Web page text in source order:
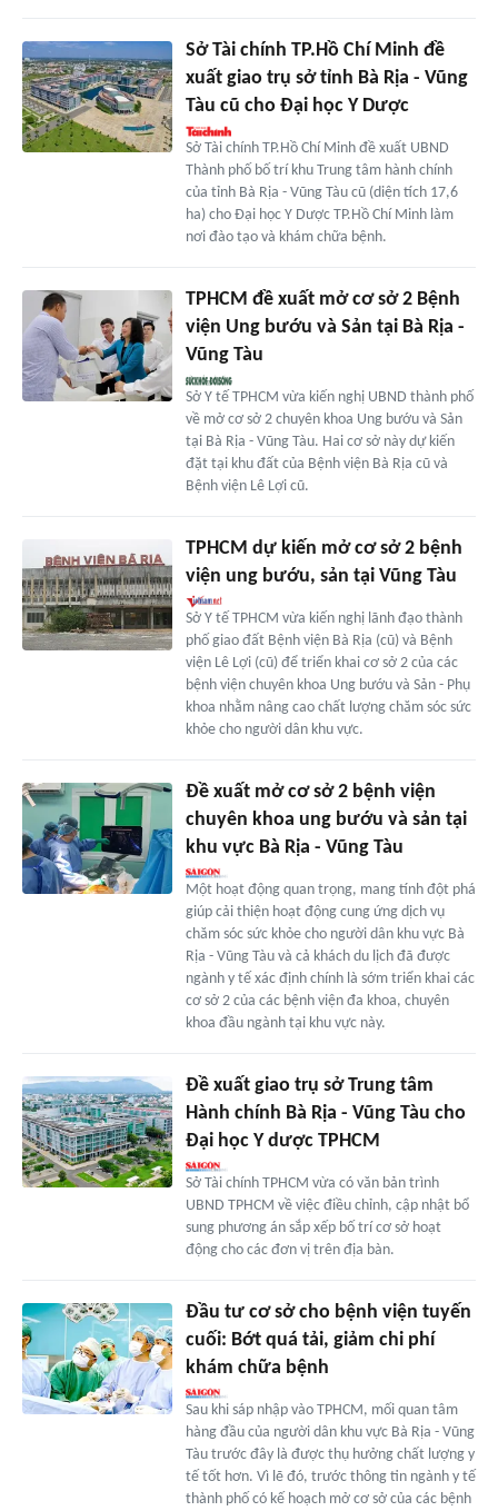
Sở Tài chính TP.Hồ Chí Minh đề
xuất giao trụ sở tỉnh Bà Rịa - Vũng
Tàu cũ cho Đại học Y Dược
Sở Tài chính TP.Hồ Chí Minh đề xuất UBND
Thành phố bố trí khu Trung tâm hành chính
của tỉnh Bà Rịa - Vũng Tàu cũ (diện tích 17,6
ha) cho Đại học Y Dược TP.Hồ Chí Minh làm
nơi đào tạo và khám chữa bệnh.
TPHCM đề xuất mở cơ sở 2 Bệnh
viện Ung bướu và Sản tại Bà Rịa -
Vũng Tàu
Sở Y tế TPHCM vừa kiến nghị UBND thành phố
về mở cơ sở 2 chuyên khoa Ung bướu và Sản
tại Bà Rịa - Vũng Tàu. Hai cơ sở này dự kiến
đặt tại khu đất của Bệnh viện Bà Rịa cũ và
Bệnh viện Lê Lợi cũ.
TPHCM dự kiến mở cơ sở 2 bệnh
viện ung bướu, sản tại Vũng Tàu
Sở Y tế TPHCM vừa kiến nghị lãnh đạo thành
phố giao đất Bệnh viện Bà Rịa (cũ) và Bệnh
viện Lê Lợi (cũ) để triển khai cơ sở 2 của các
bệnh viện chuyên khoa Ung bướu và Sản - Phụ
khoa nhằm nâng cao chất lượng chăm sóc sức
khỏe cho người dân khu vực.
Đề xuất mở cơ sở 2 bệnh viện
chuyên khoa ung bướu và sản tại
khu vực Bà Rịa - Vũng Tàu
Một hoạt động quan trọng, mang tính đột phá
giúp cải thiện hoạt động cung ứng dịch vụ
chăm sóc sức khỏe cho người dân khu vực Bà
Rịa - Vũng Tàu và cả khách du lịch đã được
ngành y tế xác định chính là sớm triển khai các
cơ sở 2 của các bệnh viện đa khoa, chuyên
khoa đầu ngành tại khu vực này.
Đề xuất giao trụ sở Trung tâm
Hành chính Bà Rịa - Vũng Tàu cho
Đại học Y dược TPHCM
Sở Tài chính TPHCM vừa có văn bản trình
UBND TPHCM về việc điều chỉnh, cập nhật bổ
sung phương án sắp xếp bố trí cơ sở hoạt
động cho các đơn vị trên địa bàn.
Đầu tư cơ sở cho bệnh viện tuyến
cuối: Bớt quá tải, giảm chi phí
khám chữa bệnh
Sau khi sáp nhập vào TPHCM, mối quan tâm
hàng đầu của người dân khu vực Bà Rịa - Vũng
Tàu trước đây là được thụ hưởng chất lượng y
tế tốt hơn. Vì lẽ đó, trước thông tin ngành y tế
thành phố có kế hoạch mở cơ sở của các bệnh